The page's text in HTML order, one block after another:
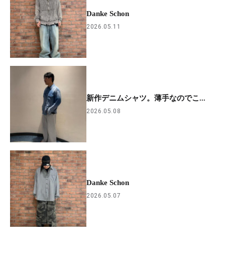
Danke Schon
2026.05.11
新作デニムシャツ。薄手なのでこ...
2026.05.08
Danke Schon
2026.05.07